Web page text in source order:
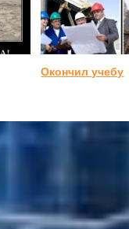
Окончил учебу